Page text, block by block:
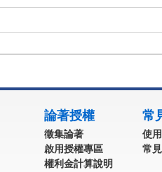
論著授權
徵集論著
啟用授權專區
權利金計算說明
常
使
常